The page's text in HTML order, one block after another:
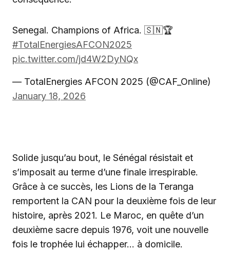
Senegal. Champions of Africa. 🇸🇳🏆
#TotalEnergiesAFCON2025
pic.twitter.com/jd4W2DyNQx
— TotalEnergies AFCON 2025 (@CAF_Online)
January 18, 2026
‎Solide jusqu’au bout, le Sénégal résistait et
s’imposait au terme d’une finale irrespirable.
Grâce à ce succès, les Lions de la Teranga
remportent la CAN pour la deuxième fois de leur
histoire, après 2021. Le Maroc, en quête d’un
deuxième sacre depuis 1976, voit une nouvelle
fois le trophée lui échapper… à domicile.